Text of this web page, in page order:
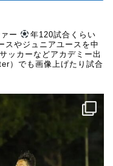
ー
年120試合くらい
スやジュニアユースを中
ッカーなどアカデミー出
）でも画像上げたり試合